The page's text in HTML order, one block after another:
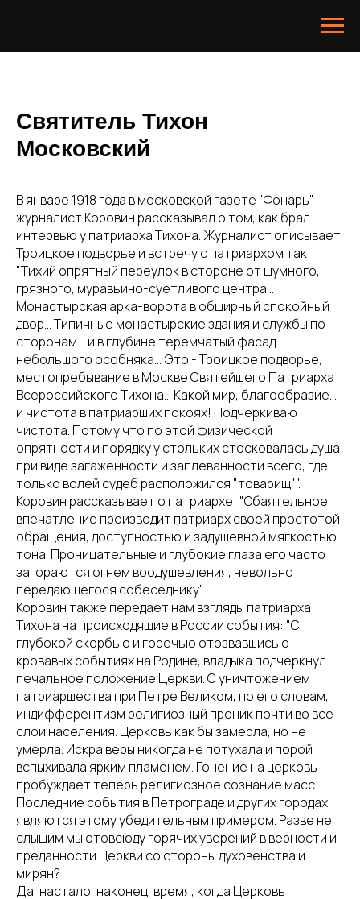
Святитель Тихон
Московский
В январе 1918 года в московской газете "Фонарь"
журналист Коровин рассказывал о том, как брал
интервью у патриарха Тихона. Журналист описывает
Троицкое подворье и встречу с патриархом так:
"Тихий опрятный переулок в стороне от шумного,
грязного, муравьино-суетливого центра...
Монастырская арка-ворота в обширный спокойный
двор... Типичные монастырские здания и службы по
сторонам - и в глубине теремчатый фасад
небольшого особняка... Это - Троицкое подворье,
местопребывание в Москве Святейшего Патриарха
Всероссийского Тихона... Какой мир, благообразие...
и чистота в патриарших покоях! Подчеркиваю:
чистота. Потому что по этой физической
опрятности и порядку у стольких стосковалась душа
при виде загаженности и заплеванности всего, где
только волей судеб расположился "товарищ"".
Коровин рассказывает о патриархе: "Обаятельное
впечатление производит патриарх своей простотой
обращения, доступностью и задушевной мягкостью
тона. Проницательные и глубокие глаза его часто
загораются огнем воодушевления, невольно
передающегося собеседнику".
Коровин также передает нам взгляды патриарха
Тихона на происходящие в России события: "С
глубокой скорбью и горечью отозвавшись о
кровавых событиях на Родине, владыка подчеркнул
печальное положение Церкви. С уничтожением
патриаршества при Петре Великом, по его словам,
индифферентизм религиозный проник почти во все
слои населения. Церковь как бы замерла, но не
умерла. Искра веры никогда не потухала и порой
вспыхивала ярким пламенем. Гонение на церковь
пробуждает теперь религиозное сознание масс.
Последние события в Петрограде и других городах
являются этому убедительным примером. Разве не
слышим мы отовсюду горячих уверений в верности и
преданности Церкви со стороны духовенства и
мирян?
Да, настало, наконец, время, когда Церковь